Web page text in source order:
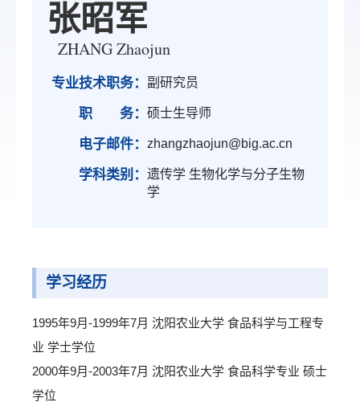
张昭军
ZHANG Zhaojun
专业技术职务： 副研究员
职 务： 硕士生导师
电子邮件： zhangzhaojun@big.ac.cn
学科类别： 遗传学 生物化学与分子生物
学
学习经历
1995年9月-1999年7月 沈阳农业大学 食品科学与工程专
业 学士学位
2000年9月-2003年7月 沈阳农业大学 食品科学专业 硕士
学位